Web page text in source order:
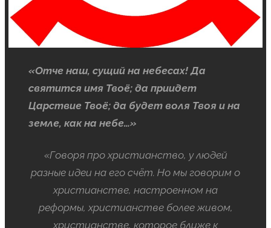
«Отче наш, сущий на небесах! Да
святится имя Твоё; да приидет
Царствие Твоё; да будет воля Твоя и на
земле, как на небе…»
«Говоря про христианство, у людей
разные идеи на его счёт. Но мы говорим о
христианстве, настроенном на
реформы, христианстве более живом,
христианстве, которое ближе к